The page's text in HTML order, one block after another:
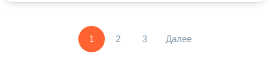
1 2 3 Далее